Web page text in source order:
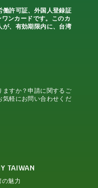
働許可証、外国人登録証
ンカードです。このカ
が、有効期限内に、台湾
ますか？申請に関するご
気軽にお問い合わせくだ
TAIWAN
の魅力